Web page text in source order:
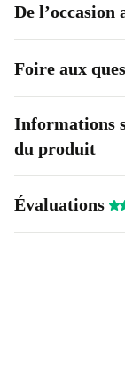
2,0 mégapixels
en noir et blanc
pour ceux qui
ruiner !
De
Foire aux
Informations
du produit
Évaluations